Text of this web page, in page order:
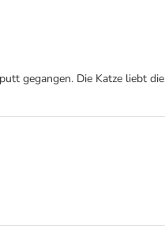
gegangen. Die Katze